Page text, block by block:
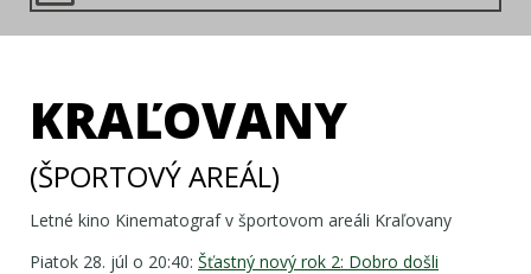
KRAĽOVANY
(ŠPORTOVÝ AREÁL)
Letné kino Kinematograf v športovom areáli Kraľovany
Piatok 28. júl o 20:40: Šťastný nový rok 2: Dobro došli